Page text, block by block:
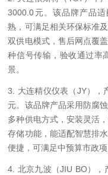
3000.0元。该品牌产品
熟，可满足相关环保标准
双供电模式，售后网点覆
种信号传输，验收通过率
景。
3. 大连精仪仪表（JY），
元。该品牌产品采用防腐
多种供电方式，安装灵活
存储功能，能适配智慧排
便捷，可满足中预算市政项
4. 北京九波（JIU BO），